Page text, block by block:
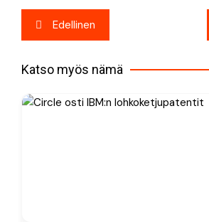
Artikkelien
selaus
Edellinen
Katso myös nämä